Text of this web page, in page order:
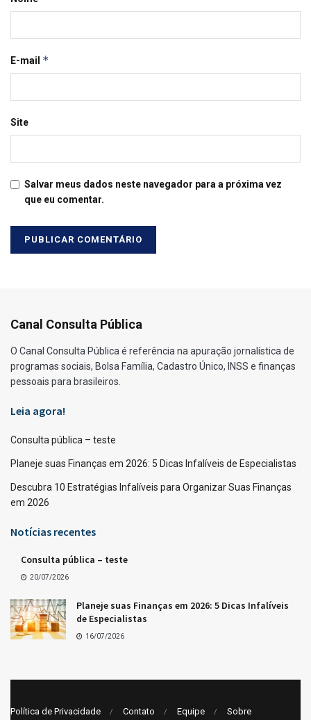
E-mail *
Site
Salvar meus dados neste navegador para a próxima vez
que eu comentar.
Canal Consulta Pública
O Canal Consulta Pública é referência na apuração jornalística de
programas sociais, Bolsa Família, Cadastro Único, INSS e finanças
pessoais para brasileiros.
Leia agora!
Consulta pública – teste
Planeje suas Finanças em 2026: 5 Dicas Infalíveis de Especialistas
Descubra 10 Estratégias Infalíveis para Organizar Suas Finanças
em 2026
Notícias recentes
Consulta pública – teste
20/07/2026
Planeje suas Finanças em 2026: 5 Dicas Infalíveis
de Especialistas
16/07/2026
Política de Privacidade Contato Equipe Sobre